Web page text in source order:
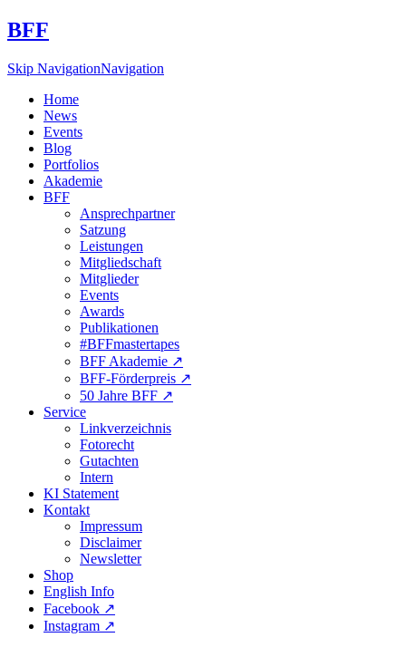
BFF
Skip NavigationNavigation
Home
News
Events
Blog
Portfolios
Akademie
BFF
Ansprechpartner
Satzung
Leistungen
Mitgliedschaft
Mitglieder
Events
Awards
Publikationen
#BFFmastertapes
BFF Akademie ↗︎
BFF-Förderpreis ↗︎
50 Jahre BFF ↗︎
Service
Linkverzeichnis
Fotorecht
Gutachten
Intern
KI Statement
Kontakt
Impressum
Disclaimer
Newsletter
Shop
English Info
Facebook ↗︎
Instagram ↗︎